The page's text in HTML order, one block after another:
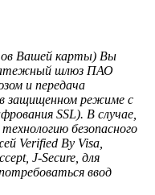
Вашей карты) Вы
шлюз ПАО
и передача
защищенном режиме с
SSL). В случае,
безопасного
Verified By Visa,
J-Secure, для
ввод